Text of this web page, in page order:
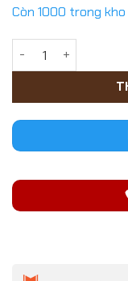
95,000₫.
Còn 1000 trong kho